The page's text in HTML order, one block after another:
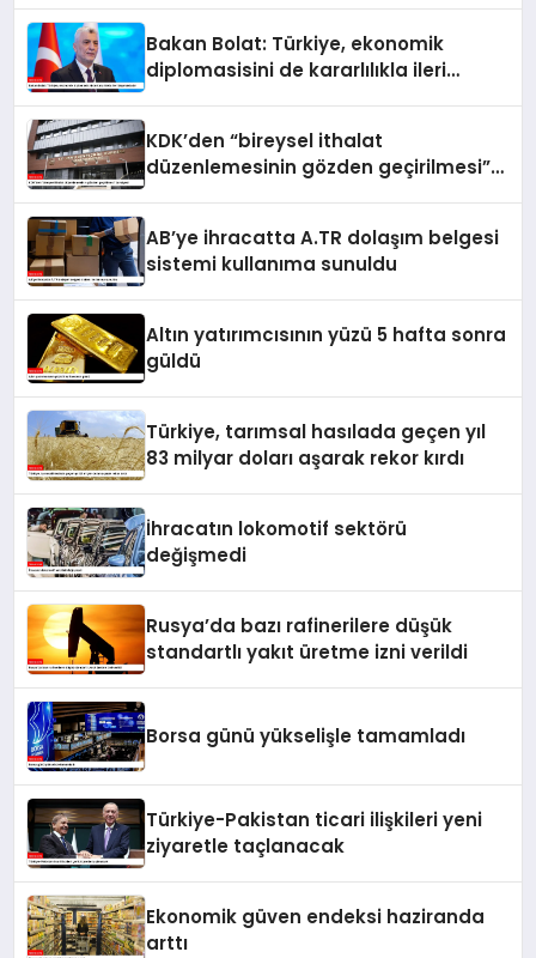
Bakan Bolat: Türkiye, ekonomik
diplomasisini de kararlılıkla ileri
KDK’den “bireysel ithalat
düzenlemesinin gözden geçirilmesi”
AB’ye ihracatta A.TR dolaşım belgesi
sistemi kullanıma sunuldu
Altın yatırımcısının yüzü 5 hafta sonra
güldü
Türkiye, tarımsal hasılada geçen yıl
83 milyar doları aşarak rekor kırdı
İhracatın lokomotif sektörü
değişmedi
Rusya’da bazı rafinerilere düşük
standartlı yakıt üretme izni verildi
Borsa günü yükselişle tamamladı
Türkiye-Pakistan ticari ilişkileri yeni
ziyaretle taçlanacak
Ekonomik güven endeksi haziranda
arttı